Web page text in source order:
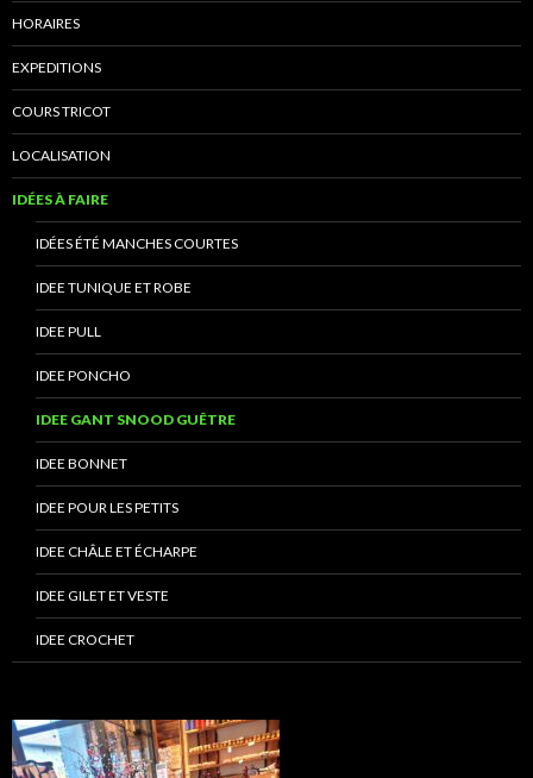
HORAIRES
EXPEDITIONS
COURS TRICOT
LOCALISATION
IDÉES À FAIRE
IDÉES ÉTÉ MANCHES COURTES
IDEE TUNIQUE ET ROBE
IDEE PULL
IDEE PONCHO
IDEE GANT SNOOD GUÊTRE
IDEE BONNET
IDEE POUR LES PETITS
IDEE CHÂLE ET ÉCHARPE
IDEE GILET ET VESTE
IDEE CROCHET